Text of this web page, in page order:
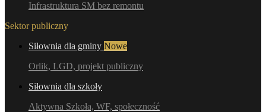
Infrastruktura SM bez remontu
Sektor publiczny
Siłownia dla gminy Nowe
Orlik, LGD, projekt publiczny
Siłownia dla szkoły
Aktywna Szkoła, WF, społeczność